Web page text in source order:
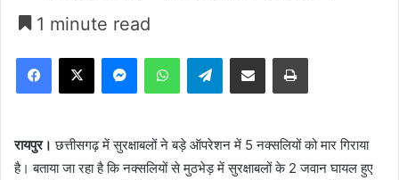
1 minute read
Facebook
X MessengerWhatsAppTelegramShare via Email Print
रायपुर। छत्तीसगढ़ में सुरक्षाबलों ने बड़े ऑपरेशन में 5 नक्सलियों को मार गिराया
है। बताया जा रहा है कि नक्सलियों से मुठभेड़ में सुरक्षाबलों के 2 जवान घायल हुए